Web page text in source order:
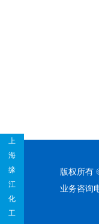
上
海
缘
江
化
工
版权所有
业务咨询